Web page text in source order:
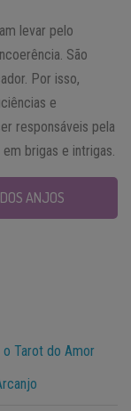
levar pelo
São
Por isso,
e
responsáveis pela
brigas e intrigas.
ANJOS
Tarot do Amor